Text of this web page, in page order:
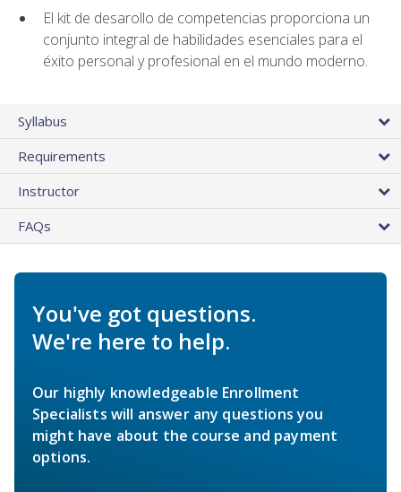
El kit de desarollo de competencias proporciona un
conjunto integral de habilidades esenciales para el
éxito personal y profesional en el mundo moderno.
Syllabus
Requirements
Instructor
FAQs
You've got questions.
We're here to help.
Our highly knowledgeable Enrollment
Specialists will answer any questions you
might have about the course and payment
options.